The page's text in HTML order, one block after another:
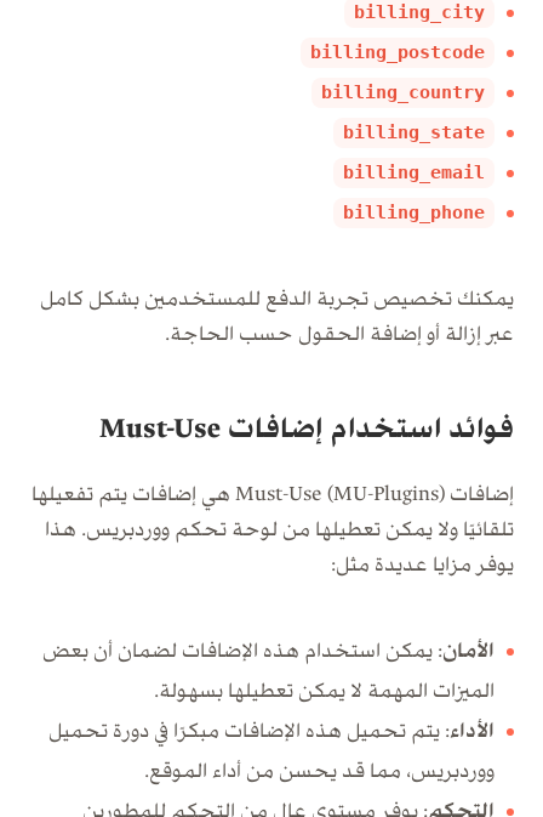
billing_city
billing_postcode
billing_country
billing_state
billing_email
billing_phone
يمكنك تخصيص تجربة الدفع للمستخدمين بشكل كامل
عبر إزالة أو إضافة الحقول حسب الحاجة.
فوائد استخدام إضافات Must-Use
إضافات Must-Use (MU-Plugins) هي إضافات يتم تفعيلها
تلقائيًا ولا يمكن تعطيلها من لوحة تحكم ووردبريس. هذا
يوفر مزايا عديدة مثل:
الأمان: يمكن استخدام هذه الإضافات لضمان أن بعض
الميزات المهمة لا يمكن تعطيلها بسهولة.
الأداء: يتم تحميل هذه الإضافات مبكرًا في دورة تحميل
ووردبريس، مما قد يحسن من أداء الموقع.